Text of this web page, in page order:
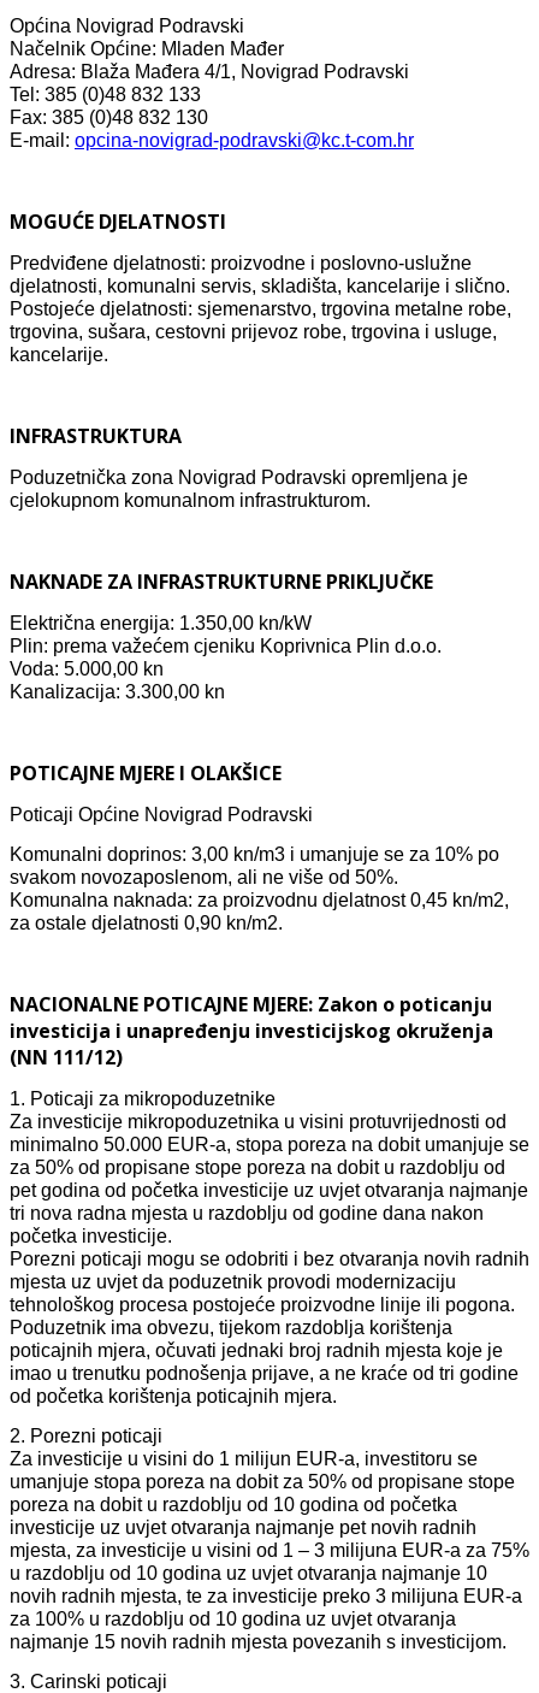
Općina Novigrad Podravski
Načelnik Općine: Mladen Mađer
Adresa: Blaža Mađera 4/1, Novigrad Podravski
Tel: 385 (0)48 832 133
Fax: 385 (0)48 832 130
E-mail: opcina-novigrad-podravski@kc.t-com.hr
MOGUĆE DJELATNOSTI
Predviđene djelatnosti: proizvodne i poslovno-uslužne
djelatnosti, komunalni servis, skladišta, kancelarije i slično.
Postojeće djelatnosti: sjemenarstvo, trgovina metalne robe,
trgovina, sušara, cestovni prijevoz robe, trgovina i usluge,
kancelarije.
INFRASTRUKTURA
Poduzetnička zona Novigrad Podravski opremljena je
cjelokupnom komunalnom infrastrukturom.
NAKNADE ZA INFRASTRUKTURNE PRIKLJUČKE
Električna energija: 1.350,00 kn/kW
Plin: prema važećem cjeniku Koprivnica Plin d.o.o.
Voda: 5.000,00 kn
Kanalizacija: 3.300,00 kn
POTICAJNE MJERE I OLAKŠICE
Poticaji Općine Novigrad Podravski
Komunalni doprinos: 3,00 kn/m3 i umanjuje se za 10% po
svakom novozaposlenom, ali ne više od 50%.
Komunalna naknada: za proizvodnu djelatnost 0,45 kn/m2,
za ostale djelatnosti 0,90 kn/m2.
NACIONALNE POTICAJNE MJERE: Zakon o poticanju
investicija i unapređenju investicijskog okruženja
(NN 111/12)
1. Poticaji za mikropoduzetnike
Za investicije mikropoduzetnika u visini protuvrijednosti od
minimalno 50.000 EUR-a, stopa poreza na dobit umanjuje se
za 50% od propisane stope poreza na dobit u razdoblju od
pet godina od početka investicije uz uvjet otvaranja najmanje
tri nova radna mjesta u razdoblju od godine dana nakon
početka investicije.
Porezni poticaji mogu se odobriti i bez otvaranja novih radnih
mjesta uz uvjet da poduzetnik provodi modernizaciju
tehnološkog procesa postojeće proizvodne linije ili pogona.
Poduzetnik ima obvezu, tijekom razdoblja korištenja
poticajnih mjera, očuvati jednaki broj radnih mjesta koje je
imao u trenutku podnošenja prijave, a ne kraće od tri godine
od početka korištenja poticajnih mjera.
2. Porezni poticaji
Za investicije u visini do 1 milijun EUR-a, investitoru se
umanjuje stopa poreza na dobit za 50% od propisane stope
poreza na dobit u razdoblju od 10 godina od početka
investicije uz uvjet otvaranja najmanje pet novih radnih
mjesta, za investicije u visini od 1 – 3 milijuna EUR-a za 75%
u razdoblju od 10 godina uz uvjet otvaranja najmanje 10
novih radnih mjesta, te za investicije preko 3 milijuna EUR-a
za 100% u razdoblju od 10 godina uz uvjet otvaranja
najmanje 15 novih radnih mjesta povezanih s investicijom.
3. Carinski poticaji